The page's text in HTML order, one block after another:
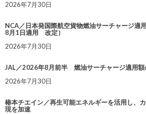
2026年7月30日
NCA／日本発国際航空貨物燃油サーチャージ適
8月1日適用 改定）
2026年7月30日
JAL／2026年8月前半 燃油サーチャージ適用額
2026年7月30日
椿本チエイン／再生可能エネルギーを活用し、
現を加速